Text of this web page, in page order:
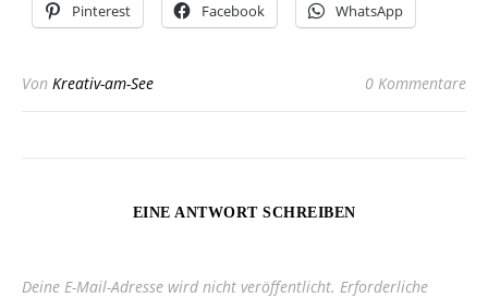
Pinterest Facebook WhatsApp
Von Kreativ-am-See 0 Kommentare
EINE ANTWORT SCHREIBEN
Deine E-Mail-Adresse wird nicht veröffentlicht. Erforderliche